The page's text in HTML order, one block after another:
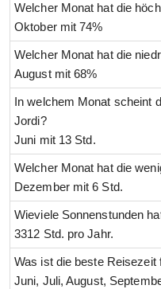
Welcher Monat hat die
Oktober mit 74%
Welcher Monat hat die
August mit 68%
In welchem Monat scheint
Jordi?
Juni mit 13 Std.
Welcher Monat hat die
Dezember mit 6 Std.
Wieviele Sonnenstunden
3312 Std. pro Jahr.
Was ist die beste Reisezeit
Juni, Juli, August,